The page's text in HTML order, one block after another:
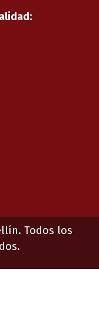
Todos los